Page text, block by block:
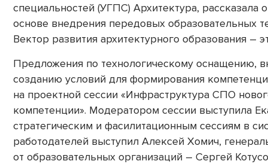
специальностей (УГПС) Архитектура, рассказала
основе внедрения передовых образовательных
Вектор развития архитектурного образования –
Предложения по технологическому оснащению,
созданию условий для формирования
на проектной сессии «Инфраструктура СПО
компетенции». Модератором сессии выступила
стратегическим и фасилитационным сессиям в
работодателей выступил Алексей Хомич,
от образовательных организаций – Сергей